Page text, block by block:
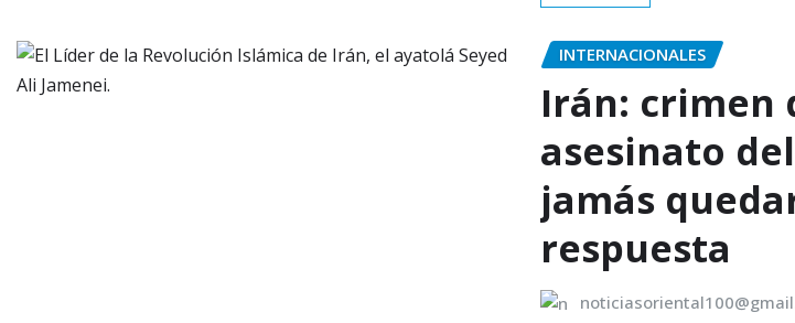
INTERNACIONALES
Irán: crimen
asesinato
jamás
respuesta